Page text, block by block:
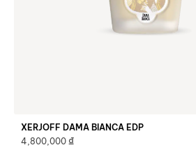
XERJOFF DAMA BIANCA EDP
4,800,000 ₫